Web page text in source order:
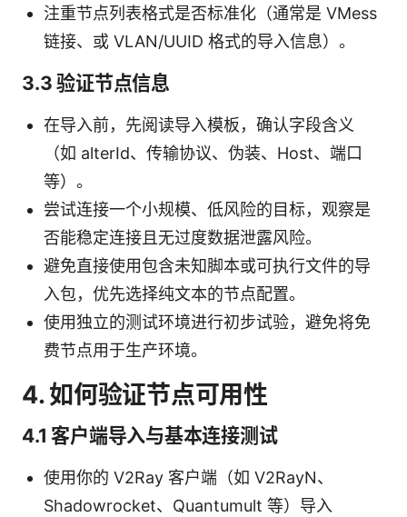
注重节点列表格式是否标准化（通常是 VMess
链接、或 VLAN/UUID 格式的导入信息）。
3.3 验证节点信息
在导入前，先阅读导入模板，确认字段含义
（如 alterId、传输协议、伪装、Host、端口
等）。
尝试连接一个小规模、低风险的目标，观察是
否能稳定连接且无过度数据泄露风险。
避免直接使用包含未知脚本或可执行文件的导
入包，优先选择纯文本的节点配置。
使用独立的测试环境进行初步试验，避免将免
费节点用于生产环境。
4. 如何验证节点可用性
4.1 客户端导入与基本连接测试
使用你的 V2Ray 客户端（如 V2RayN、
Shadowrocket、Quantumult 等）导入